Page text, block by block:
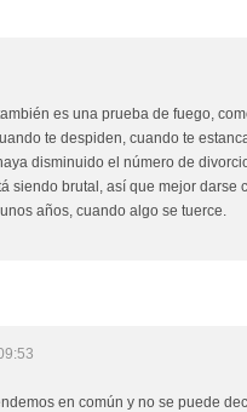
es una prueba de fuego,
te despiden, cuando te
disminuido el número de
siendo brutal, así que mejor darse
años, cuando algo se tuerce.
en común y no se puede